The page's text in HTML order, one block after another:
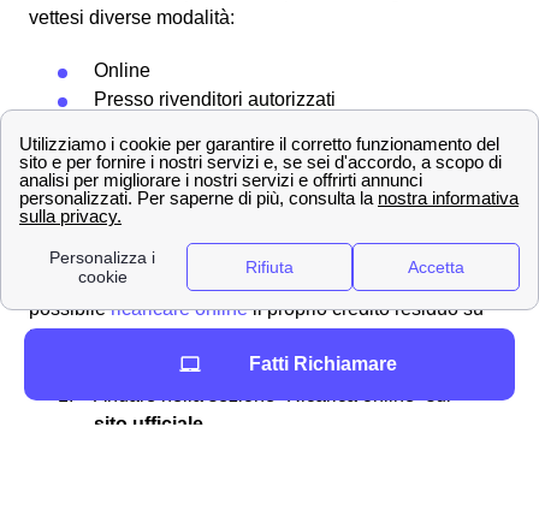
vettesi diverse modalità:
Online
Presso rivenditori autorizzati
Attraverso l'homebanking dalla propria casa
a Vetto
Ricaricare la propria SIM online
Se si ha un' offerta mobile con Wind Tre a Vetto, allora è
possibilericaricare onlineil proprio credito residuo su
internet senza scomodarsi. Ecco la procedura passo per
sito ufficiale
Fatti Richiamare